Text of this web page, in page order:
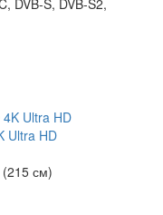
DVB-S, DVB-S2,
Ultra HD
см)